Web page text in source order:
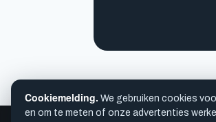
Cookiemelding. We gebruiken cookies
en om te meten of onze advertenties